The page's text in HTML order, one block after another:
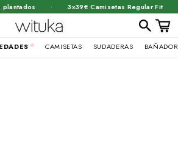
3x39€ Camisetas Regular Fit
CAMISETAS SUDADERAS